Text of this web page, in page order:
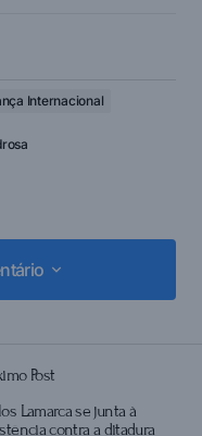
Internacional
Post
Lamarca se junta à
contra a ditadura